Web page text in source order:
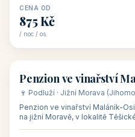
CENA OD
875 Kč
/ noc / os.
🏡 penzion
Penzion ve vinařství
🍷 Podluží · Jižní Morava
Penzion ve vinařství Maláník-
na jižní Moravě, v lokalitě